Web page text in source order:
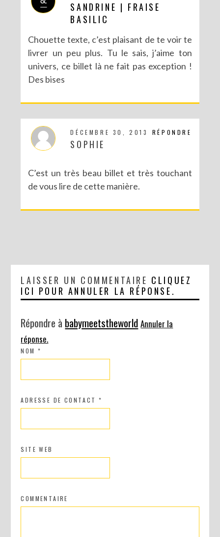
PETIT ANGE DÉMONIAQUE POUR UN ANNIVERSAIRE
RECETTE DE LA BONNE HUMEUR (BOL DE VITAMINES INSIDE)
SANDRINE | FRAISE
BASILIC
Chouette texte, c’est plaisant de te voir te
livrer un peu plus. Tu le sais, j’aime ton
univers, ce billet là ne fait pas exception !
Des bises
RÉPONDRE
DÉCEMBRE 30, 2013
SOPHIE
C’est un très beau billet et très touchant
de vous lire de cette manière.
LAISSER UN COMMENTAIRE CLIQUEZ
ICI POUR ANNULER LA RÉPONSE.
Répondre à babymeetstheworld Annuler la
réponse.
NOM*
ADRESSE DE CONTACT*
SITE WEB
COMMENTAIRE